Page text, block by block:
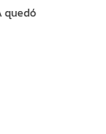
quedó